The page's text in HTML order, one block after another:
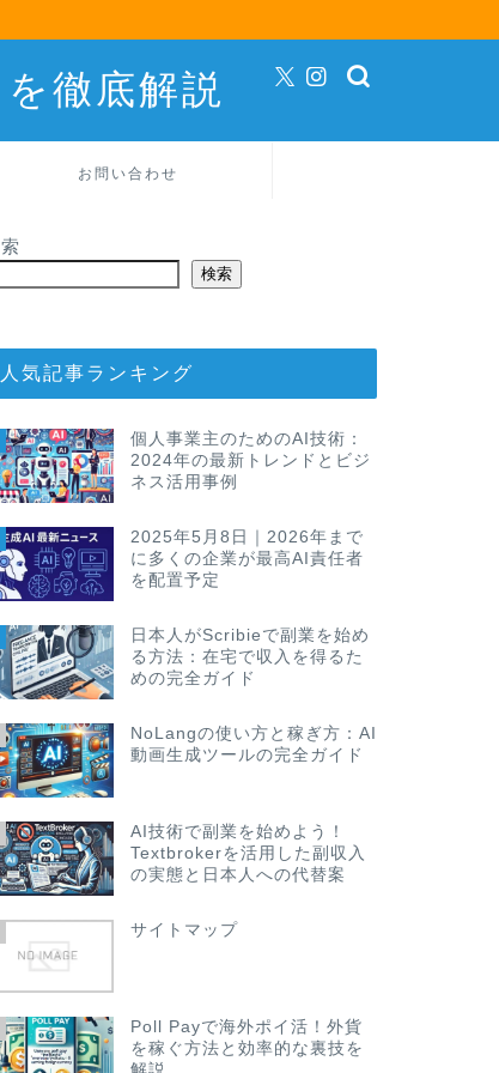
徹底解説
お問い合わせ
検索
人気記事ランキング
個人事業主のためのAI技術：
2024年の最新トレンドとビジ
ネス活用事例
2025年5月8日｜2026年まで
に多くの企業が最高AI責任者
を配置予定
日本人がScribieで副業を始め
る方法：在宅で収入を得るた
めの完全ガイド
NoLangの使い方と稼ぎ方：AI
動画生成ツールの完全ガイド
AI技術で副業を始めよう！
Textbrokerを活用した副収入
の実態と日本人への代替案
サイトマップ
Poll Payで海外ポイ活！外貨
を稼ぐ方法と効率的な裏技を